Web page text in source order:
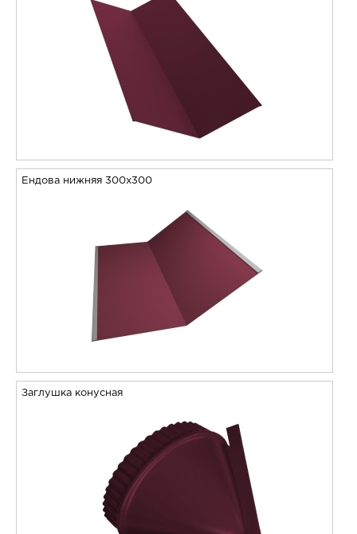
Ендова нижняя 300х300
Заглушка конусная